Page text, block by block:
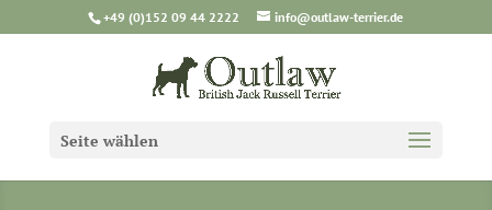
+49 (0)152 09 44 2222 info@outlaw-terrier.de
Seite wählen